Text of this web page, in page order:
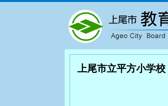
上尾市立平方小学校